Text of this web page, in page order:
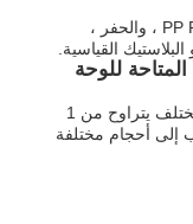
ج4: نعم ، يمكن بسهولة قطع PP Plastic Board ، والحفر ،
القياسية.
المتاحة للوحة
ج5: تتوفر لوحات البلاستيك PP في سمك مختلف يتراوح من 1
إلى أحجام مختلفة